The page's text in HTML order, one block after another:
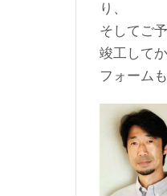
り、
そしてご
竣工して
フォーム